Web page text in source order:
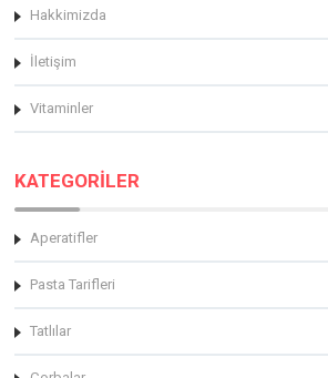
Hakkimizda
İletişim
Vitaminler
KATEGORİLER
Aperatifler
Pasta Tarifleri
Tatlılar